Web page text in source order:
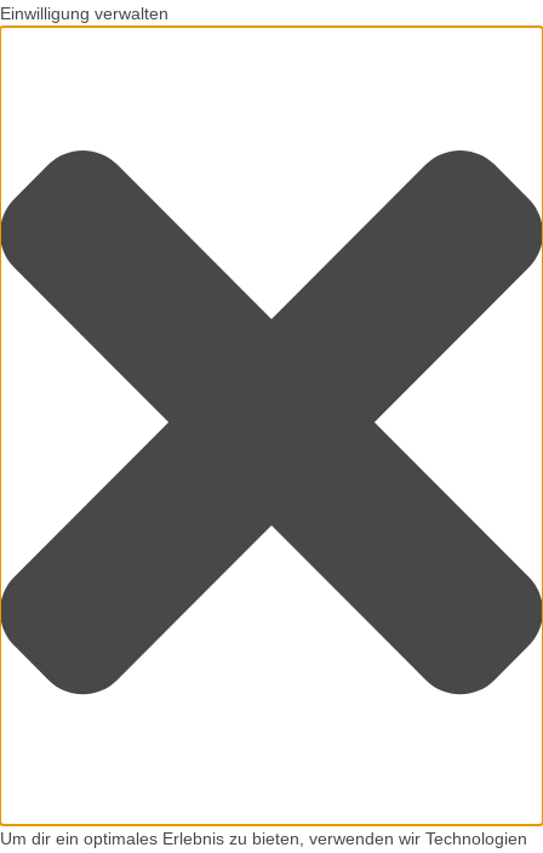
Einwilligung verwalten
Um dir ein optimales Erlebnis zu bieten, verwenden wir Technologien